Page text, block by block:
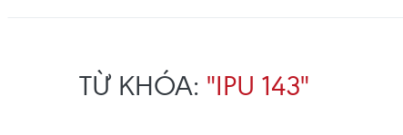
TỪ KHÓA: "IPU 143"